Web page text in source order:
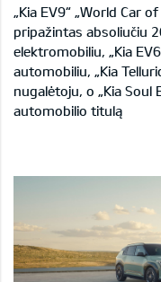
„Kia EV9“ „World Car
pripažintas absoliučiu
elektromobiliu, „Kia
automobiliu, „Kia
nugalėtoju, o „Kia Soul
automobilio titulą